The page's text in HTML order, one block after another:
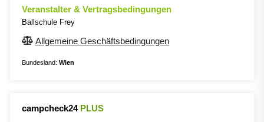
Veranstalter & Vertragsbedingungen
Ballschule Frey
Allgemeine Geschäftsbedingungen
Bundesland: Wien
campcheck24 PLUS